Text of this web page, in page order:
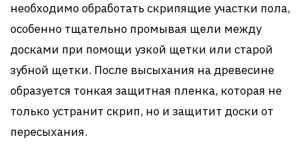
необходимо обработать скрипящие участки пола,
особенно тщательно промывая щели между
досками при помощи узкой щетки или старой
зубной щетки. После высыхания на древесине
образуется тонкая защитная пленка, которая не
только устранит скрип, но и защитит доски от
пересыхания.